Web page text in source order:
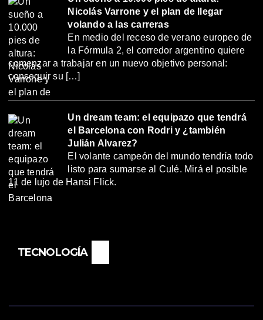
Nicolás Varrone y el plan de llegar
volando a las carreras
En medio del receso de verano europeo de
la Fórmula 2, el corredor argentino quiere
comenzar a trabajar en un nuevo objetivo personal:
conseguir su […]
Un dream team: el equipazo que tendrá
el Barcelona con Rodri y ¿también
Julián Alvarez?
El volante campeón del mundo tendría todo
listo para sumarse al Culé. Mirá el posible
11 de lujo de Hansi Flick.
TECNOLOGÍA